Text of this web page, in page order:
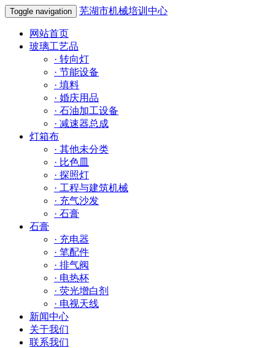
Toggle navigation 芜湖市机械培训中心
网站首页
玻璃工艺品
· 转向灯
· 节能设备
· 填料
· 婚庆用品
· 石油加工设备
· 减速器总成
灯箱布
· 其他未分类
· 比色皿
· 探照灯
· 工程与建筑机械
· 充气沙发
· 石膏
石膏
· 充电器
· 笔配件
· 排气阀
· 电热杯
· 荧光增白剂
· 电视天线
新闻中心
关于我们
联系我们